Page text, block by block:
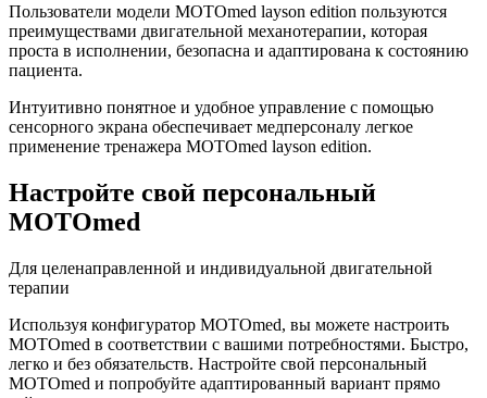
Пользователи модели MOTOmed layson edition пользуются
преимуществами двигательной механотерапии, которая
проста в исполнении, безопасна и адаптирована к состоянию
пациента.
Интуитивно понятное и удобное управление с помощью
сенсорного экрана обеспечивает медперсоналу легкое
применение тренажера MOTOmed layson edition.
Настройте свой персональный
MOTOmed
Для целенаправленной и индивидуальной двигательной
терапии
Используя конфигуратор MOTOmed, вы можете настроить
MOTOmed в соответствии с вашими потребностями. Быстро,
легко и без обязательств. Настройте свой персональный
MOTOmed и попробуйте адаптированный вариант прямо